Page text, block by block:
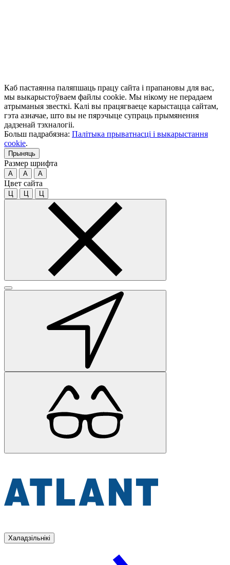
Каб пастаянна паляпшаць працу сайта і прапановы для вас,
мы выкарыстоўваем файлы cookie. Мы нікому не перадаем
атрыманыя звесткі. Калі вы працягваеце карыстацца сайтам,
гэта азначае, што вы не пярэчыце супраць прымянення
дадзенай тэхналогіі.
Больш падрабязна: Палітыка прыватнасці і выкарыстання
cookie.
Прыняць
Размер шрифта
A A A
Цвет сайта
Ц Ц Ц
Халадзільнікі